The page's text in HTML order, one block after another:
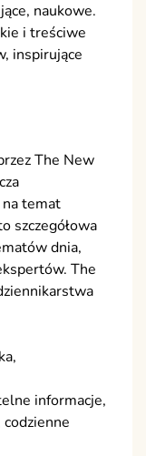
naukowe.
i treściwe
inspirujące
The New
na temat
szczegółowa
dnia,
The
informacje,